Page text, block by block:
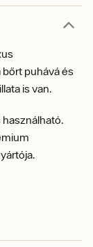
puhává és
is van.